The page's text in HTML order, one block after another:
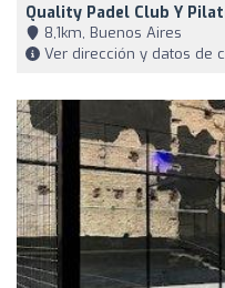
Quality Padel Club Y
8,1km, Buenos Aires
Ver dirección y datos de